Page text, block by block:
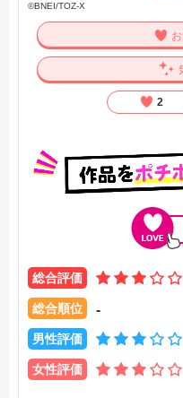
と共に、聖杯戦争に仕組ま
うことにする。そして物
た謎と、頑なに「正義の
真贋を問うものへと発展
他参照】
©BNEI/TOZ-X
2
総合評価
総合順位 -
男性評価
女性評価